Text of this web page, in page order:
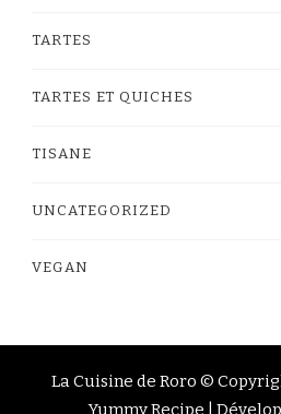
TARTES
TARTES ET QUICHES
TISANE
UNCATEGORIZED
VEGAN
La Cuisine de Roro ©
Yummy Recipe |